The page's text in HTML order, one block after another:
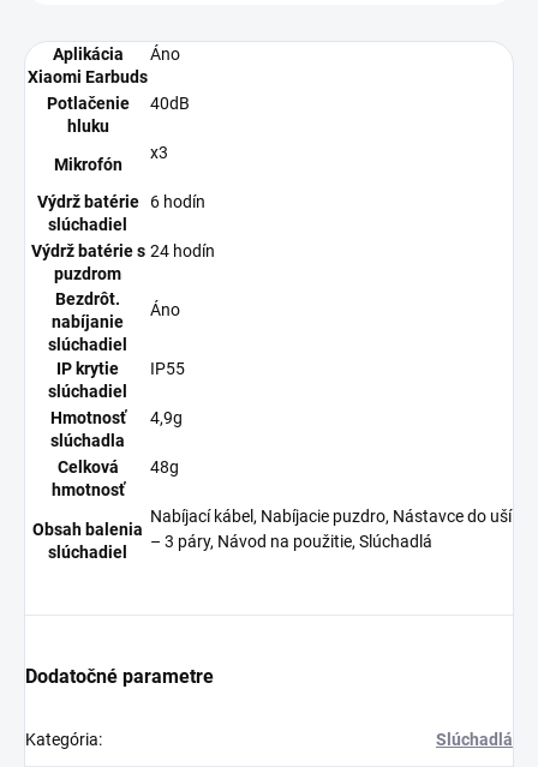
Aplikácia
Xiaomi Earbuds
Áno
Potlačenie
hluku
40dB
Mikrofón
x3
Výdrž batérie
slúchadiel
6 hodín
Výdrž batérie s
puzdrom
24 hodín
Bezdrôt.
nabíjanie
slúchadiel
Áno
IP krytie
slúchadiel
IP55
Hmotnosť
slúchadla
4,9g
Celková
hmotnosť
48g
Obsah balenia
slúchadiel
Nabíjací kábel, Nabíjacie puzdro, Nástavce do uší
– 3 páry, Návod na použitie, Slúchadlá
Dodatočné parametre
Kategória: Slúchadlá